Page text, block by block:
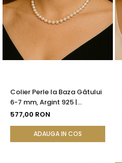
Colier Perle la Baza Gâtului
6-7 mm, Argint 925 |
KASKADDA®
577,00 RON
ADAUGA IN COS